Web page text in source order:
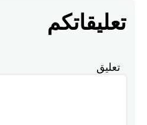
تعليقاتكم
تعليق